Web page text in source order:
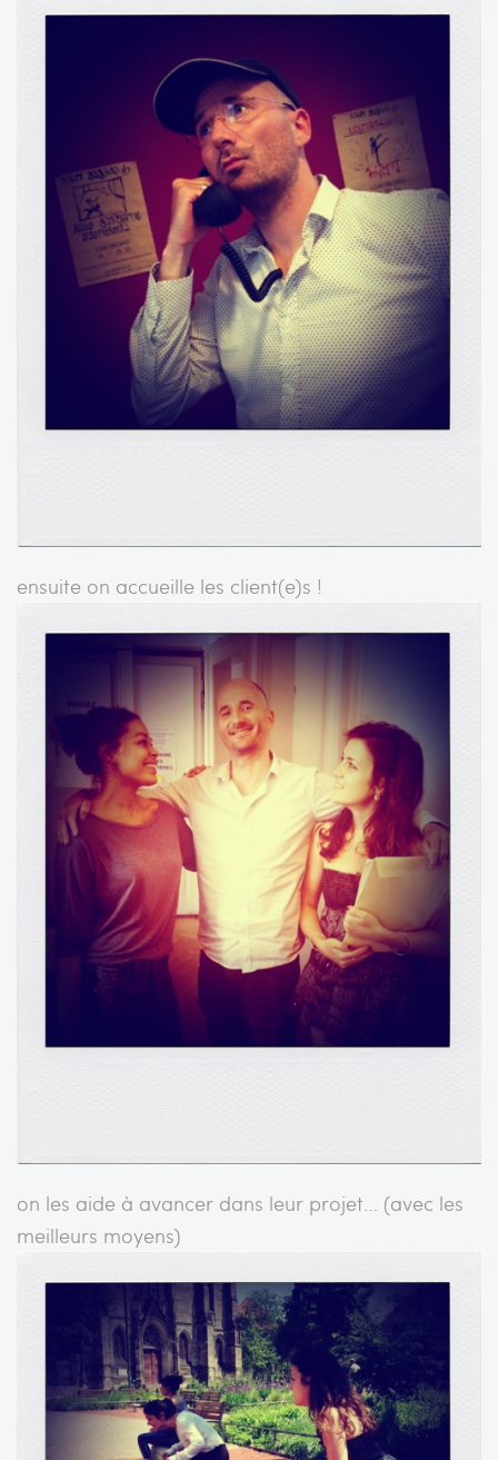
ensuite on accueille les client(e)s !
on les aide à avancer dans leur projet… (avec les
meilleurs moyens)